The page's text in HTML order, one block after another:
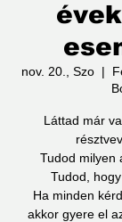
nov. 20., Szo
  |
Láttad már
Tudod milyen
Tudod,
Ha minden
akkor gyere el